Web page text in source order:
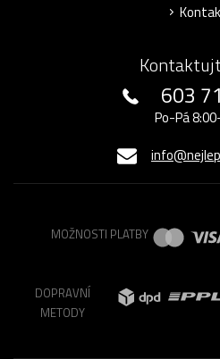
603
Po-Pá
MOŽNOSTI PLATBY
DOPRAVNÍ
METODY